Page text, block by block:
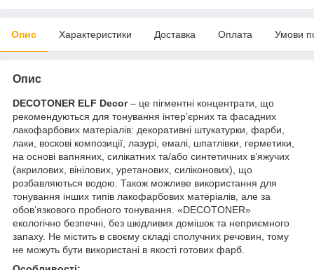
Опис Характеристики Доставка Оплата Умови
Опис
DECOTONER ELF Decor– це пігментні концентрати, що
рекомендуються для тонування інтер’єрних та фасадних
лакофарбових матеріалів: декоративні штукатурки, фарби,
лаки, воскові композиції, лазурі, емалі, шпатлівки, герметики,
на основі вапняних, силікатних та/або синтетичних в’яжучих
(акрилових, вінілових, уретанових, силіконових), що
розбавляються водою. Також можливе використання для
тонування інших типів лакофарбових матеріалів, але за
обов’язкового пробного тонування. «DECOTONER»
екологічно безпечні, без шкідливих домішок та неприємного
запаху. Не містить в своєму складі сполучних речовин, тому
не можуть бути використані в якості готових фарб.